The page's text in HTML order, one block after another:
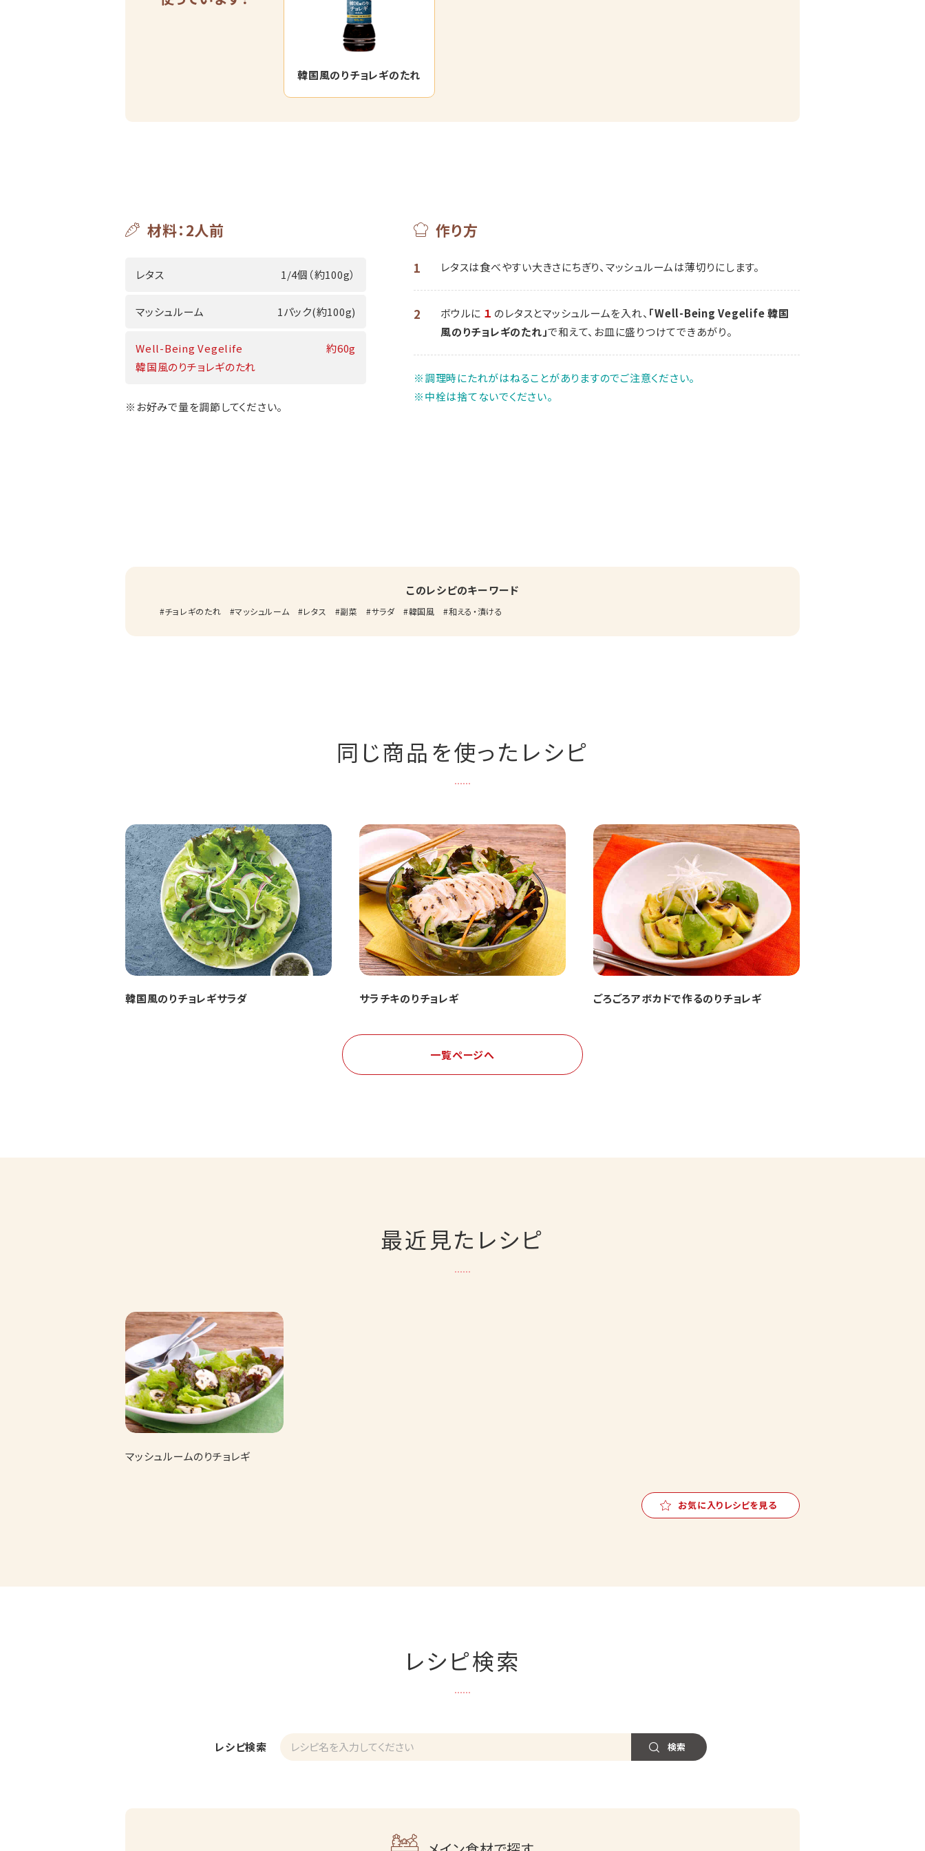
韓国風のりチョレギのたれ
材料：2人前
レタス 1/4個（約100g）
マッシュルーム 1パック(約100g)
Well-Being Vegelife
韓国風のりチョレギのたれ
約60g
※お好みで量を調節してください。
作り方
1 レタスは食べやすい大きさにちぎり、マッシュルームは薄切りにします。
2 ボウルに １ のレタスとマッシュルームを入れ、 「Well-Being Vegelife 韓国
風のりチョレギのたれ」で和えて、お皿に盛りつけてできあがり。
※調理時にたれがはねることがありますのでご注意ください。
※中栓は捨てないでください。
このレシピのキーワード
チョレギのたれ マッシュルーム レタス 副菜 サラダ 韓国風 和える・漬ける
同じ商品を使ったレシピ
韓国風のりチョレギサラダ サラチキのりチョレギ ごろごろアボカドで作るのりチョレギ
一覧ページへ
最近見たレシピ
マッシュルームのりチョレギ
お気に入りレシピを見る
レシピ検索
レシピ検索